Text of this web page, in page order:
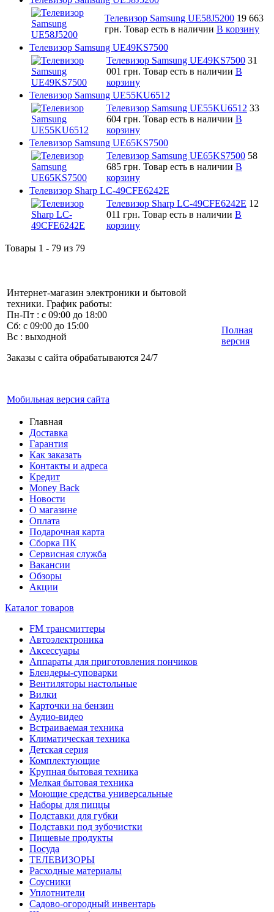
Телевизор Samsung UE58J5200 19 663
грн. Товар есть в наличии В корзину
Телевизор Samsung UE49KS7500
Телевизор Samsung UE49KS7500 31
001 грн. Товар есть в наличии В
корзину
Телевизор Samsung UE55KU6512
Телевизор Samsung UE55KU6512 33
604 грн. Товар есть в наличии В
корзину
Телевизор Samsung UE65KS7500
Телевизор Samsung UE65KS7500 58
685 грн. Товар есть в наличии В
корзину
Телевизор Sharp LC-49CFE6242E
Телевизор Sharp LC-49CFE6242E 12
011 грн. Товар есть в наличии В
корзину
Товары 1 - 79 из 79
Интернет-магазин электроники и бытовой
техники. График работы:
Пн-Пт : с 09:00 до 18:00
Сб: с 09:00 до 15:00
Вс : выходной
Заказы с сайта обрабатываются 24/7
Мобильная версия сайта
Полная
версия
Главная
Доставка
Гарантия
Как заказать
Контакты и адреса
Кредит
Money Back
Новости
О магазине
Оплата
Подарочная карта
Сборка ПК
Сервисная служба
Вакансии
Обзоры
Акции
Каталог товаров
FM трансмиттеры
Автоэлектроника
Аксессуары
Аппараты для приготовления пончиков
Блендеры-суповарки
Вентиляторы настольные
Вилки
Карточки на бензин
Аудио-видео
Встраиваемая техника
Климатическая техника
Детская серия
Комплектующие
Крупная бытовая техника
Мелкая бытовая техника
Моющие средства универсальные
Наборы для пиццы
Подставки для губки
Подставки под зубочистки
Пищевые продукты
Посуда
ТЕЛЕВИЗОРЫ
Расходные материалы
Соусники
Уплотнители
Садово-огородный инвентарь